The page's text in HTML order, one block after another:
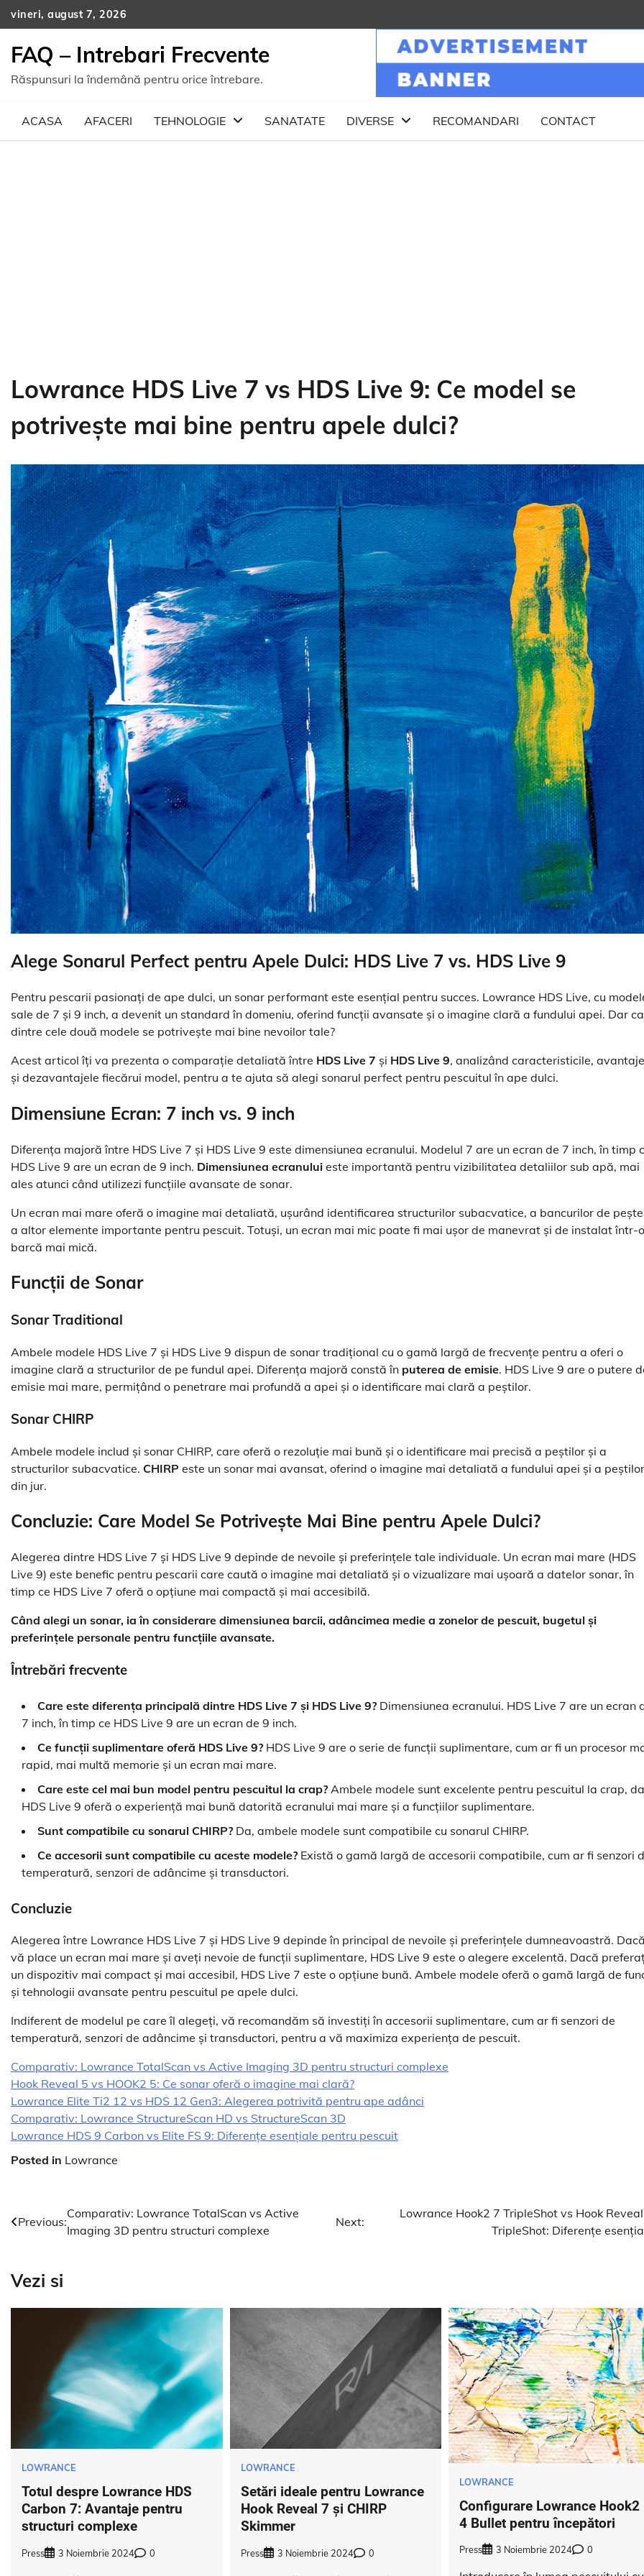
Skip
to
vineri, august 7, 2026
FAQ – Intrebari Frecvente
Răspunsuri la îndemână pentru orice întrebare.
ACASA AFACERI TEHNOLOGIE SANATATE DIVERSE RECOMANDARI CONTACT
Lowrance HDS Live 7 vs HDS Live 9: Ce model se
potrivește mai bine pentru apele dulci?
Alege Sonarul Perfect pentru Apele Dulci: HDS Live 7 vs. HDS Live 9
Pentru pescarii pasionați de ape dulci, un sonar performant este esențial pentru succes. Lowrance HDS Live, cu
sale de 7 și 9 inch, a devenit un standard în domeniu, oferind funcții avansate și o imagine clară a fundului apei. Dar
dintre cele două modele se potrivește mai bine nevoilor tale?
Acest articol îți va prezenta o comparație detaliată între HDS Live 7 și HDS Live 9, analizând caracteristicile,
și dezavantajele fiecărui model, pentru a te ajuta să alegi sonarul perfect pentru pescuitul în ape dulci.
Dimensiune Ecran: 7 inch vs. 9 inch
Diferența majoră între HDS Live 7 și HDS Live 9 este dimensiunea ecranului. Modelul 7 are un ecran de 7 inch, în timp
HDS Live 9 are un ecran de 9 inch. Dimensiunea ecranului este importantă pentru vizibilitatea detaliilor sub apă, mai
ales atunci când utilizezi funcțiile avansate de sonar.
Un ecran mai mare oferă o imagine mai detaliată, ușurând identificarea structurilor subacvatice, a bancurilor de
a altor elemente importante pentru pescuit. Totuși, un ecran mai mic poate fi mai ușor de manevrat și de instalat într-o
barcă mai mică.
Funcții de Sonar
Sonar Traditional
Ambele modele HDS Live 7 și HDS Live 9 dispun de sonar tradițional cu o gamă largă de frecvențe pentru a oferi o
imagine clară a structurilor de pe fundul apei. Diferența majoră constă în puterea de emisie. HDS Live 9 are o putere
emisie mai mare, permițând o penetrare mai profundă a apei și o identificare mai clară a peștilor.
Sonar CHIRP
Ambele modele includ și sonar CHIRP, care oferă o rezoluție mai bună și o identificare mai precisă a peștilor și a
structurilor subacvatice. CHIRP este un sonar mai avansat, oferind o imagine mai detaliată a fundului apei și a peștilor
din jur.
Concluzie: Care Model Se Potrivește Mai Bine pentru Apele Dulci?
Alegerea dintre HDS Live 7 și HDS Live 9 depinde de nevoile și preferințele tale individuale. Un ecran mai mare (HDS
Live 9) este benefic pentru pescarii care caută o imagine mai detaliată și o vizualizare mai ușoară a datelor sonar, în
timp ce HDS Live 7 oferă o opțiune mai compactă și mai accesibilă.
Când alegi un sonar, ia în considerare dimensiunea barcii, adâncimea medie a zonelor de pescuit, bugetul și
preferințele personale pentru funcțiile avansate.
Întrebări frecvente
Care este diferența principală dintre HDS Live 7 și HDS Live 9?Dimensiunea ecranului. HDS Live 7 are un ecran
7 inch, în timp ce HDS Live 9 are un ecran de 9 inch.
Ce funcții suplimentare oferă HDS Live 9?HDS Live 9 are o serie de funcții suplimentare, cum ar fi un procesor
rapid, mai multă memorie și un ecran mai mare.
Care este cel mai bun model pentru pescuitul la crap?Ambele modele sunt excelente pentru pescuitul la crap,
HDS Live 9 oferă o experiență mai bună datorită ecranului mai mare și a funcțiilor suplimentare.
Sunt compatibile cu sonarul CHIRP?Da, ambele modele sunt compatibile cu sonarul CHIRP.
Ce accesorii sunt compatibile cu aceste modele?Există o gamă largă de accesorii compatibile, cum ar fi senzori
temperatură, senzori de adâncime și transductori.
Concluzie
Alegerea între Lowrance HDS Live 7 și HDS Live 9 depinde în principal de nevoile și preferințele dumneavoastră. Dacă
vă place un ecran mai mare și aveți nevoie de funcții suplimentare, HDS Live 9 este o alegere excelentă. Dacă
un dispozitiv mai compact și mai accesibil, HDS Live 7 este o opțiune bună. Ambele modele oferă o gamă largă de
și tehnologii avansate pentru pescuitul pe apele dulci.
Indiferent de modelul pe care îl alegeți, vă recomandăm să investiți în accesorii suplimentare, cum ar fi senzori de
temperatură, senzori de adâncime și transductori, pentru a vă maximiza experiența de pescuit.
Comparativ: Lowrance TotalScan vs Active Imaging 3D pentru structuri complexe
Hook Reveal 5 vs HOOK2 5: Ce sonar oferă o imagine mai clară?
Lowrance Elite Ti2 12 vs HDS 12 Gen3: Alegerea potrivită pentru ape adânci
Comparativ: Lowrance StructureScan HD vs StructureScan 3D
Lowrance HDS 9 Carbon vs Elite FS 9: Diferențe esențiale pentru pescuit
Posted in Lowrance
Navigare
articole
Previous:
Comparativ: Lowrance TotalScan vs Active
Imaging 3D pentru structuri complexe
Next:
Lowrance Hook2 7 TripleShot vs Hook
TripleShot: Diferențe
Vezi si
LOWRANCE
Totul despre Lowrance HDS
Carbon 7: Avantaje pentru
structuri complexe
Press 3 Noiembrie 2024 0
LOWRANCE
Setări ideale pentru Lowrance
Hook Reveal 7 și CHIRP
Skimmer
Press 3 Noiembrie 2024 0
LOWRANCE
Configurare Lowrance Hook2
4 Bullet pentru începători
Press 3 Noiembrie 2024 0